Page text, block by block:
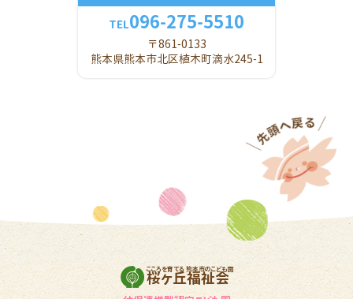
TEL096-275-5510
〒861-0133
熊本県熊本市北区植木町滴水245-1
こころを育てる 熊本市のこども園
桜ヶ丘福祉会